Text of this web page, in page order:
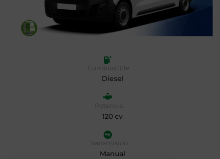
Combustible
Diesel
Potencia
120 cv
Transmisión
Manual